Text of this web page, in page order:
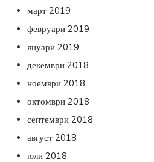
март 2019
февруари 2019
януари 2019
декември 2018
ноември 2018
октомври 2018
септември 2018
август 2018
юли 2018